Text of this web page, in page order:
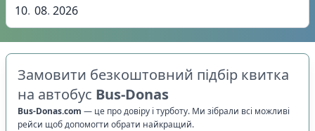
10. 08. 2026
Замовити безкоштовний підбір квитка
на автобус Bus-Donas
Bus-Donas.com — це про довіру і турботу. Ми зібрали всі можливі
рейси щоб допомогти обрати найкращий.